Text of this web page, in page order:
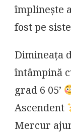
împlinește
fost pe
Dimineața
întâmpină
grad 6 05’
Ascendent
Mercur